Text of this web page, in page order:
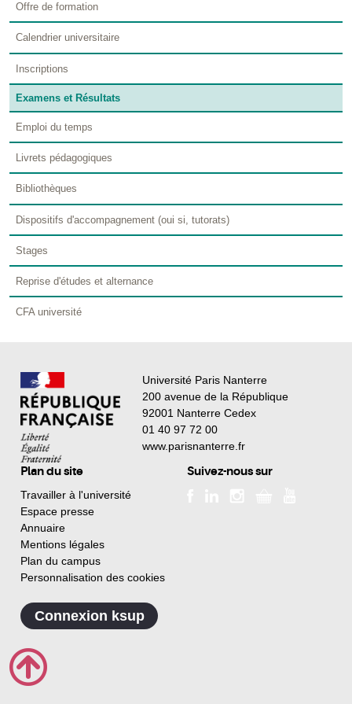
Offre de formation
Calendrier universitaire
Inscriptions
Examens et Résultats
Emploi du temps
Livrets pédagogiques
Bibliothèques
Dispositifs d'accompagnement (oui si, tutorats)
Stages
Reprise d'études et alternance
CFA université
Université Paris Nanterre
200 avenue de la République
92001 Nanterre Cedex
01 40 97 72 00
www.parisnanterre.fr
Plan du site
Travailler à l'université
Espace presse
Annuaire
Mentions légales
Plan du campus
Personnalisation des cookies
Suivez-nous sur
Connexion ksup